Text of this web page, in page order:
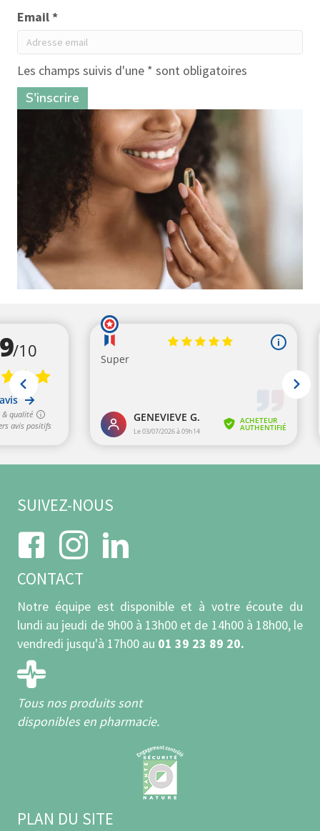
10 avis
Email *
Les champs suivis d'une * sont obligatoires
SUIVEZ-NOUS
CONTACT
Notre équipe est disponible et à votre écoute du
lundi au jeudi de 9h00 à 13h00 et de 14h00 à 18h00, le
vendredi jusqu'à 17h00 au 01 39 23 89 20.
Tous nos produits sont
disponibles en pharmacie.
PLAN DU SITE